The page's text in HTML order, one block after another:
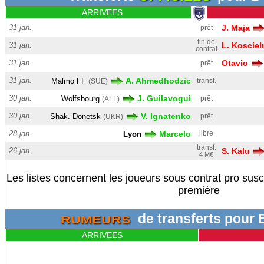
ARRIVEES
31 jan. prêt J. Maja
31 jan.
fin de
contrat
L.
31 jan. prêt Otavio
31 jan. Malmo FF (SUE) A. Ahmedhodzic transf.
30 jan. Wolfsbourg (ALL) J. Guilavogui prêt
30 jan. Shak. Donetsk (UKR) V. Ignatenko prêt
28 jan. Lyon Marcelo libre
26 jan. transf.
4 M€ S. Kalu
Les listes concernent les joueurs sous contrat pro
première
RUMEURS de transferts pour
ARRIVEES